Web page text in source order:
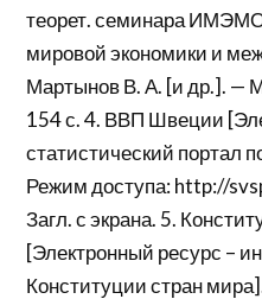
теорет. семинара ИМЭМО
мировой экономики и
Мартынов В. А. [и др.]. —
154 с. 4. ВВП Швеции
статистический портал
Режим доступа: http://
Загл. с экрана. 5.
[Электронный ресурс –
Конституции стран